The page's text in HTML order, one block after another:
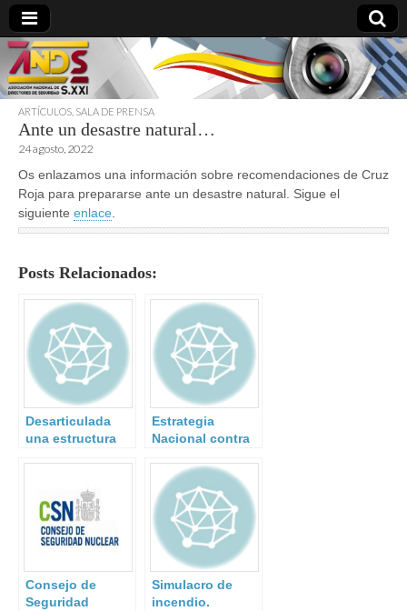
directoresdeseguridad.es
ARTÍCULOS SALA DE PRENSA
Ante un desastre natural…
24 agosto, 2022
Os enlazamos una información sobre recomendaciones de Cruz
Roja para prepararse ante un desastre natural. Sigue el
siguiente enlace
Posts Relacionados:
Desarticulada
una estructura
reclutamiento de
yihadistas.
Estrategia
Nacional contra
Consejo de
Seguridad
Simulacro de
incendio.